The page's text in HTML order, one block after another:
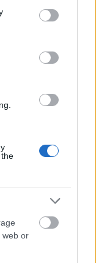
You may click to
party tags to
in below Google
web or